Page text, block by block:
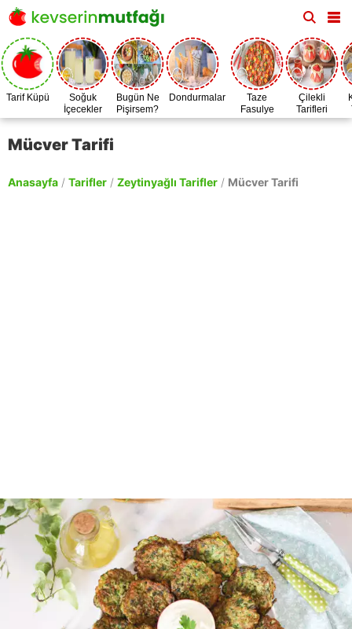
Tarif Küpü
Soğuk
İçecekler
Bugün Ne
Pişirsem?
Dondurmalar
Taze
Fasulye
Zamanı
Çilekli
Tarifleri
Mücver Tarifi
Anasayfa / Tarifler / Zeytinyağlı Tarifler / Mücver Tarifi